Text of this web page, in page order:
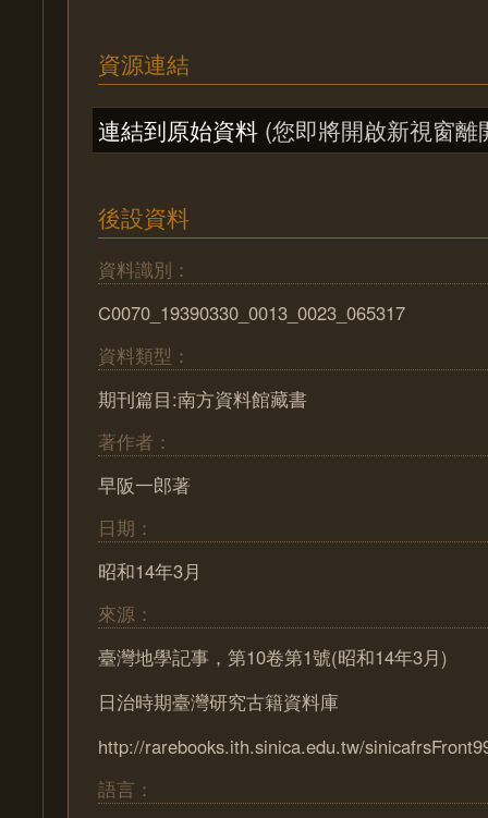
資源連結
連結到原始資料 (您即將開啟新視窗離
後設資料
資料識別：
C0070_19390330_0013_0023_065317
資料類型：
期刊篇目:南方資料館藏書
著作者：
早阪一郎著
日期：
昭和14年3月
來源：
臺灣地學記事，第10卷第1號(昭和14年3月)
日治時期臺灣研究古籍資料庫
http://rarebooks.ith.sinica.edu.tw/
語言：